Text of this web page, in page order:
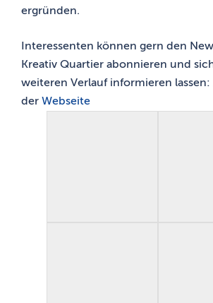
ergründen.
Interessenten können gern den
Kreativ Quartier abonnieren und
weiteren Verlauf informieren
der Webseite